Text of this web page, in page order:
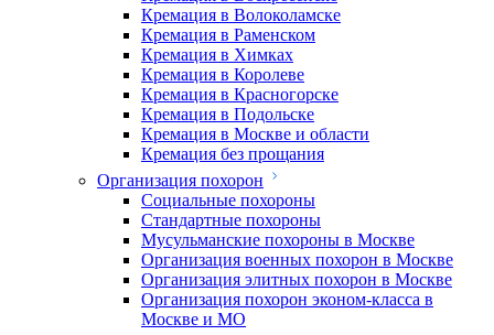
Кремация в Волоколамске
Кремация в Раменском
Кремация в Химках
Кремация в Королеве
Кремация в Красногорске
Кремация в Подольске
Кремация в Москве и области
Кремация без прощания
Организация похорон
Социальные похороны
Стандартные похороны
Мусульманские похороны в Москве
Организация военных похорон в Москве
Организация элитных похорон в Москве
Организация похорон эконом-класса в
Москве и МО